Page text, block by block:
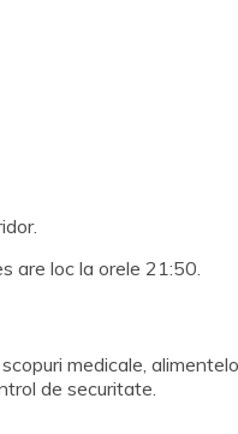
are loc la orele 21:50.
medicale,
de securitate.